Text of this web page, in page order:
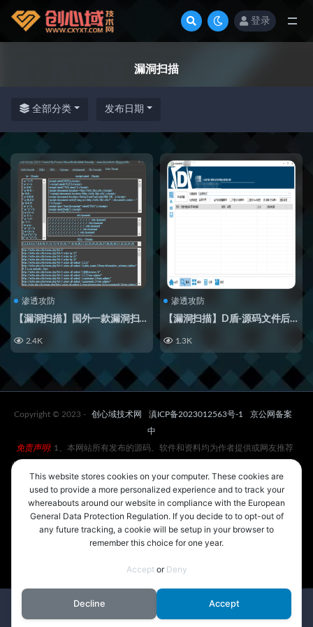
登录
漏洞扫描
全部分类 发布日期
渗透攻防
【漏洞扫描】国外一款漏洞扫描工具_网站漏洞扫描SQL注入一体软件
2.4K
渗透攻防
【漏洞扫描】D盾-源码文件后门扫描工具_软件后门扫描
1.3K
Copyright © 2023 - 创心域技术网 滇ICP备2023012563号-1
京公网备案
中
免责声明: 1、本网站所有发布的源码、软件和资料均为作者提供或网友推荐
收集各大资源网站整理而来;仅供学习和研究使用,下载后请24小时内删除。不
得使用于非法商业用途，不得违反国家法律。否则后果自负！
2、一切关于该资源商业行为与www.cxyxt.com无关。如果您喜欢该程序，请
支持正版源码、软件，购买注册，得到更好的正版服务。如有侵犯你版权的，
请邮件与我们联系处理（邮箱:691310337@qq.com），本站将立即改正。
首页 分类 问答 我的 顶部
This website stores cookies on your computer. These cookies are
used to provide a more personalized experience and to track your
whereabouts around our website in compliance with the European
General Data Protection Regulation. If you decide to to opt-out of
any future tracking, a cookie will be setup in your browser to
remember this choice for one year.
Acceptor Deny
Decline Accept